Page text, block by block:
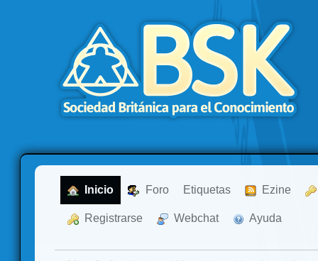
Inicio Foro Etiquetas Ezine
Registrarse Webchat Ayuda